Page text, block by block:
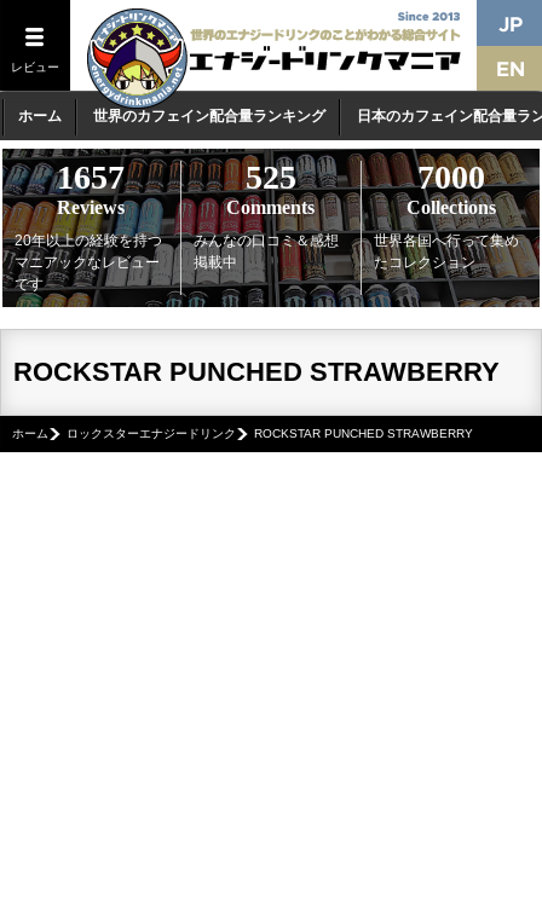
レビュー
ホーム 世界のカフェイン配合量ランキング 日本のカフェイン配合量ラ
1657
Reviews
20年以上の経験を持つ
マニアックなレビュー
です
525
Comments
みんなの口コミ＆感想
掲載中
7000
Collections
世界各国へ行って集め
たコレクション
ROCKSTAR PUNCHED STRAWBERRY
ホーム ロックスターエナジードリンク ROCKSTAR PUNCHED STRAWBERRY